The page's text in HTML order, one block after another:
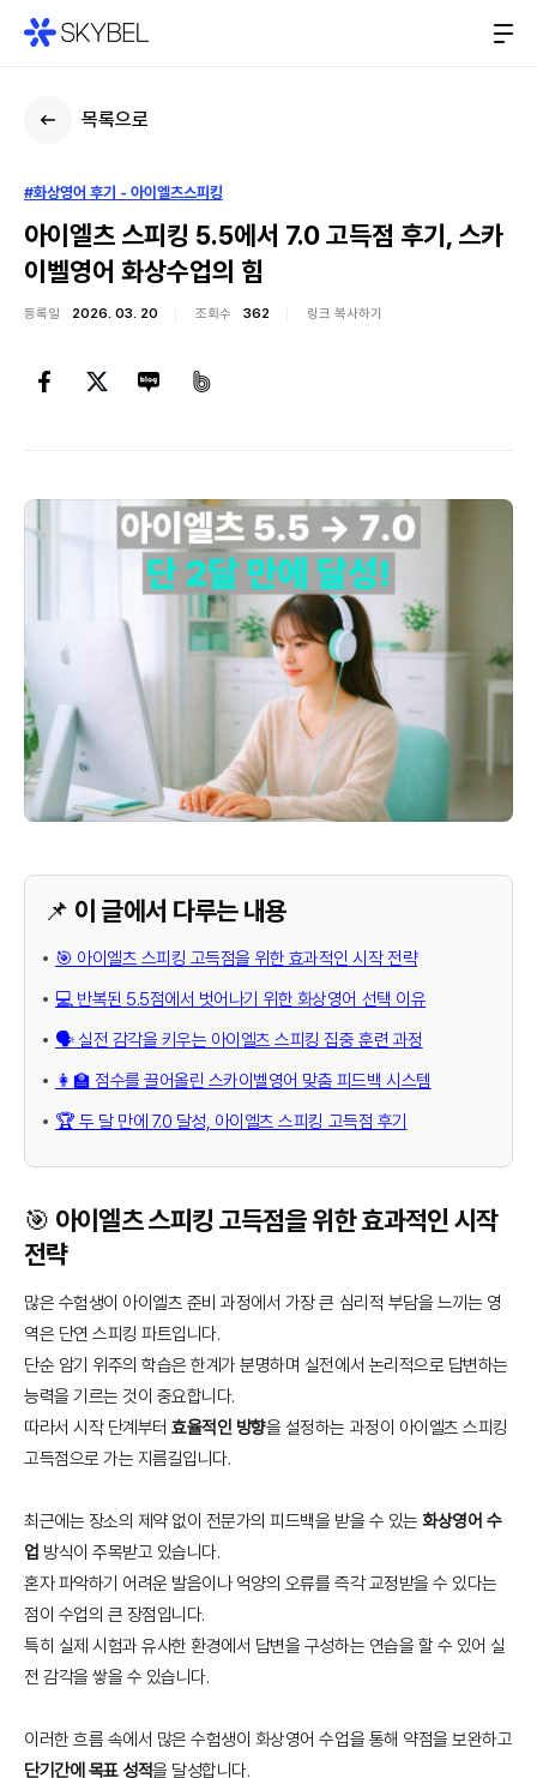
목록으로
#화상영어 후기 - 아이엘츠스피킹
아이엘츠 스피킹 5.5에서 7.0 고득점 후기, 스카
이벨영어 화상수업의 힘
등록일 2026. 03. 20 조회수 362 링크 복사하기
📌 이 글에서 다루는 내용
🎯 아이엘츠 스피킹 고득점을 위한 효과적인 시작 전략
💻 반복된 5.5점에서 벗어나기 위한 화상영어 선택 이유
🗣️ 실전 감각을 키우는 아이엘츠 스피킹 집중 훈련 과정
👩‍🏫 점수를 끌어올린 스카이벨영어 맞춤 피드백 시스템
🏆 두 달 만에 7.0 달성, 아이엘츠 스피킹 고득점 후기
🎯 아이엘츠 스피킹 고득점을 위한 효과적인 시작
전략
많은 수험생이 아이엘츠 준비 과정에서 가장 큰 심리적 부담을 느끼는 영
역은 단연 스피킹 파트입니다.
단순 암기 위주의 학습은 한계가 분명하며 실전에서 논리적으로 답변하는
능력을 기르는 것이 중요합니다.
따라서 시작 단계부터효율적인 방향을 설정하는 과정이 아이엘츠 스피킹
고득점으로 가는 지름길입니다.
최근에는 장소의 제약 없이 전문가의 피드백을 받을 수 있는화상영어 수
업 방식이 주목받고 있습니다.
혼자 파악하기 어려운 발음이나 억양의 오류를 즉각 교정받을 수 있다는
점이 수업의 큰 장점입니다.
특히 실제 시험과 유사한 환경에서 답변을 구성하는 연습을 할 수 있어 실
전 감각을 쌓을 수 있습니다.
이러한 흐름 속에서 많은 수험생이 화상영어 수업을 통해 약점을 보완하고
단기간에 목표 성적을 달성합니다.